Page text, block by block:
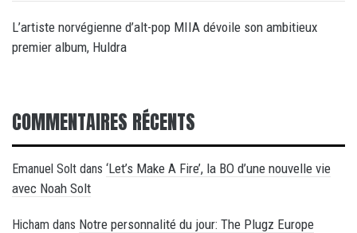
L’artiste norvégienne d’alt-pop MIIA dévoile son ambitieux
premier album, Huldra
COMMENTAIRES RÉCENTS
Emanuel Solt dans ‘Let’s Make A Fire’, la BO d’une nouvelle vie
avec Noah Solt
Hicham dans Notre personnalité du jour: The Plugz Europe